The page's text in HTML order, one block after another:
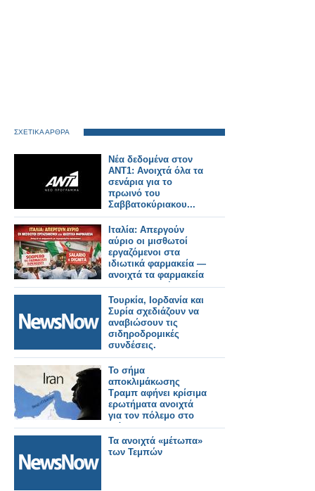
ΣΧΕΤΙΚΑ ΑΡΘΡΑ
Νέα δεδομένα στον
ΑΝΤ1: Ανοιχτά όλα τα
σενάρια για το
πρωινό του
Σαββατοκύριακου...
Ιταλία: Απεργούν
αύριο οι μισθωτοί
εργαζόμενοι στα
ιδιωτικά φαρμακεία —
ανοιχτά τα φαρμακεία
με περιορισμένο
προσωπικό
Τουρκία, Ιορδανία και
Συρία σχεδιάζουν να
αναβιώσουν τις
σιδηροδρομικές
συνδέσεις.
Το σήμα
αποκλιμάκωσης
Τραμπ αφήνει κρίσιμα
ερωτήματα ανοιχτά
για τον πόλεμο στο
Ιράν
Τα ανοιχτά «μέτωπα»
των Τεμπών